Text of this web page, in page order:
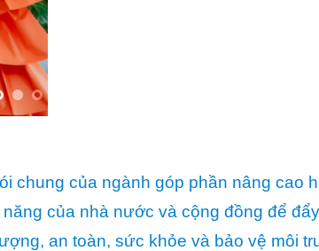
chung của ngành góp phần nâng cao
của nhà nước và cộng đồng để
an toàn, sức khỏe và bảo vệ môi